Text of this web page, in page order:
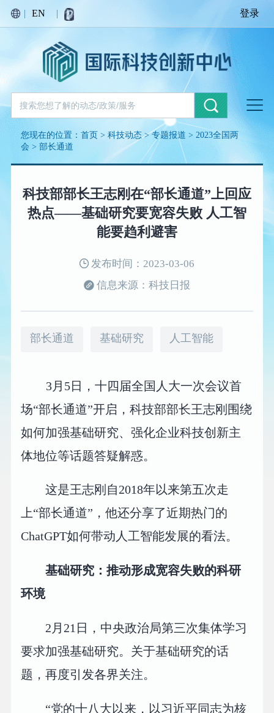
| EN | 登录
您现在的位置：首页 >科技动态>专题报道 > 2023全国两
会 >部长通道
科技部部长王志刚在“部长通道”上回应
热点——基础研究要宽容失败 人工智
能要趋利避害
发布时间：2023-03-06
信息来源：科技日报
部长通道 基础研究 人工智能
3月5日，十四届全国人大一次会议首
场“部长通道”开启，科技部部长王志刚围绕
如何加强基础研究、强化企业科技创新主
体地位等话题答疑解惑。
这是王志刚自2018年以来第五次走
上“部长通道”，他还分享了近期热门的
ChatGPT如何带动人工智能发展的看法。
基础研究：推动形成宽容失败的科研
环境
2月21日，中央政治局第三次集体学习
要求加强基础研究。关于基础研究的话
题，再度引发各界关注。
“党的十八大以来，以习近平同志为核